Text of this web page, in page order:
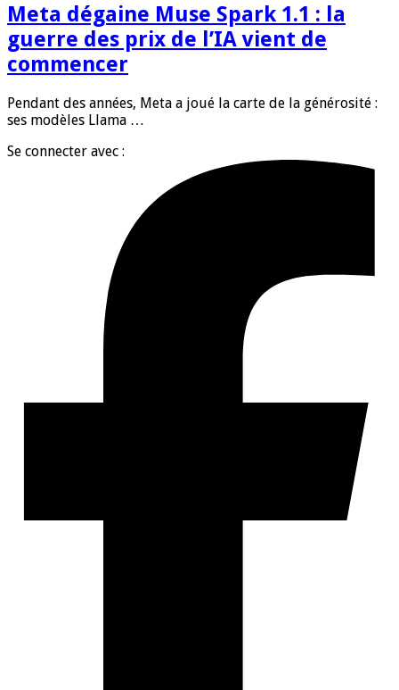
Meta dégaine Muse Spark 1.1 : la
guerre des prix de l’IA vient de
commencer
Pendant des années, Meta a joué la carte de la générosité :
ses modèles Llama …
Se connecter avec :